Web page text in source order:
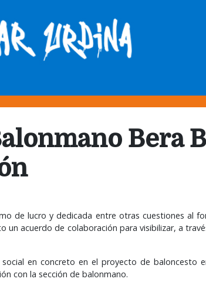
Bera
de lucro y dedicada entre otras cuestiones al
un acuerdo de colaboración para visibilizar, a
en concreto en el proyecto de baloncesto
con la sección de balonmano.